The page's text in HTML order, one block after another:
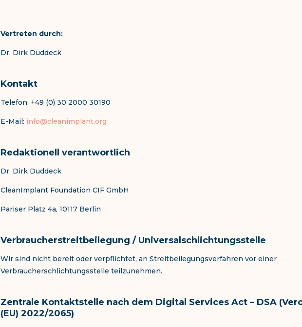
Vertreten durch:
Dr. Dirk Duddeck
Kontakt
Telefon: +49 (0) 30 2000 30190
E-Mail: info@cleanimplant.org
Redaktionell verantwortlich
Dr. Dirk Duddeck
CleanImplant Foundation CIF GmbH
Pariser Platz 4a, 10117 Berlin
Verbraucherstreitbeilegung / Universalschlichtungsstelle
Wir sind nicht bereit oder verpflichtet, an Streitbeilegungsverfahren vor einer
Verbraucherschlichtungsstelle teilzunehmen.
Zentrale Kontaktstelle nach dem Digital Services Act – DSA
(EU) 2022/2065)